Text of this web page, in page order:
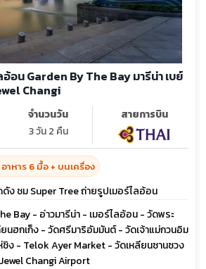
Garden By The Bay มารีน่า เบย์
Changi
จำนวนวัน
3 วัน 2 คืน
สายการบิน
อาหาร 6 มื้อ + บนเครื่อง
ดัง ชม Super Tree ถ่ายรูปเมอร์ไลอ้อน
Bay - อ่าวมารีน่า - เมอร์ไลอ้อน - วัดพระ
ยนฮกเก็ง - วัดศรีมาริอัมมันต์ - วัดเจ้าแม่กวนอิม
ชิง - Telok Ayer Market - วัดเหลียนซานซวง
Changi Airport